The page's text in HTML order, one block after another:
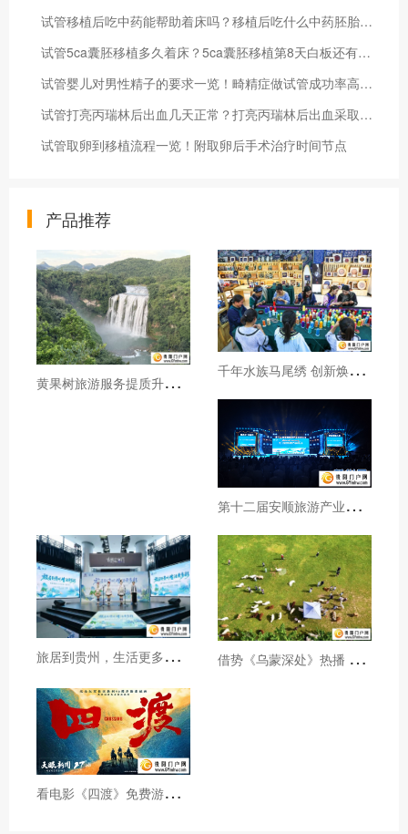
试管移植后吃中药能帮助着床吗？移植后吃什么中药胚胎易着床
试管5ca囊胚移植多久着床？5ca囊胚移植第8天白板还有希望吗
试管婴儿对男性精子的要求一览！畸精症做试管成功率高不高
试管打亮丙瑞林后出血几天正常？打亮丙瑞林后出血采取什么措施
试管取卵到移植流程一览！附取卵后手术治疗时间节点
产品推荐
黄
果树旅游服务提质升级暖心护航游客行程 千
年水族马尾绣 创新焕发新生机
第
十二届安顺旅游产业发展大会开幕
旅
居到贵州，生活更多彩！贵旅集团2026年夏季产品推介会在沪举行 借
势《乌蒙深处》热播 黔西市推动影视流量变游客“留量”
看
电影《四渡》免费游贵州A级景区、领500元票根消费券